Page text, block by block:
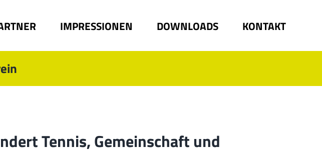
IMPRESSIONEN DOWNLOADS KONTAKT
Tennis, Gemeinschaft und